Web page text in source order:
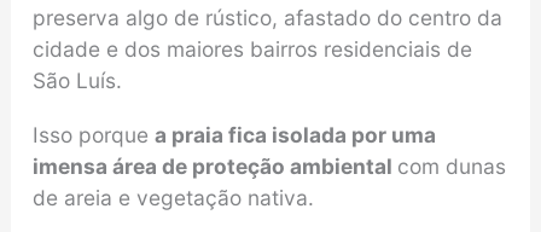
preserva algo de rústico, afastado do centro da
cidade e dos maiores bairros residenciais de
São Luís.
Isso porque a praia fica isolada por uma
imensa área de proteção ambiental com dunas
de areia e vegetação nativa.